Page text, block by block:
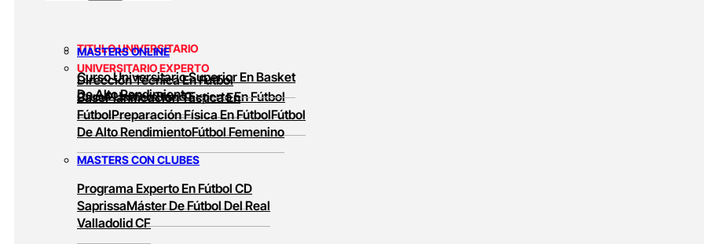
UNIVERSITARIO EXPERTO
Curso Universitario Experto En Fútbol
TITULO UNIVERSITARIO
Curso Universitario Superior En Basket
De Alto Rendimiento
MASTERS ONLINE
Dirección Técnica En Fútbol
BasePlanificación Táctica En
FútbolPreparación Física En FútbolFútbol
De Alto RendimientoFútbol Femenino
MASTERS CON CLUBES
Programa Experto En Fútbol CD
SaprissaMáster De Fútbol Del Real
Valladolid CF